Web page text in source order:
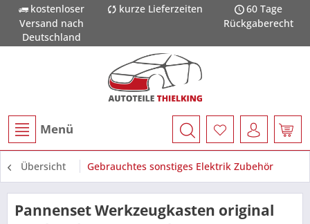
kostenloser
Versand nach
Deutschland
kurze Lieferzeiten
60 Tage
Rückgaberecht
Menü
Übersicht Gebrauchtes sonstiges Elektrik Zubehör
Pannenset Werkzeugkasten original